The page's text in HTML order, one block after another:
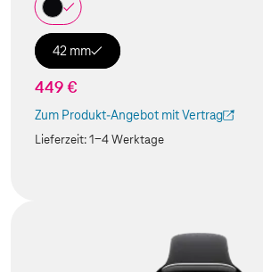
42 mm
449 €
Zum Produkt-Angebot mit Vertrag
(Der Link wird in einem neuen Tab
Lieferzeit:1-4 Werktage